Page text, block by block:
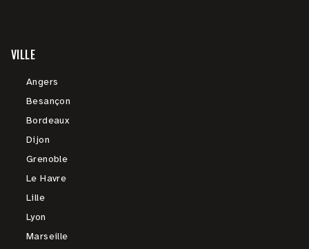
VILLE
Angers
Besançon
Bordeaux
Dijon
Grenoble
Le Havre
Lille
Lyon
Marseille